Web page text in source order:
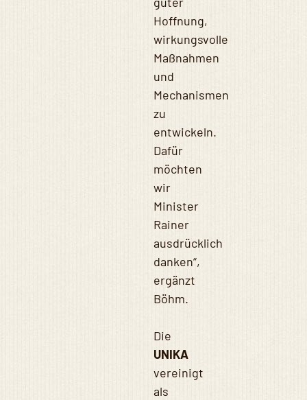
Hoffnung,
wirkungsvolle
Maßnahmen
und
Mechanismen
zu
entwickeln.
Dafür
möchten
wir
Minister
Rainer
ausdrücklich
danken“,
ergänzt
Böhm.
Die
UNIKA
vereinigt
als